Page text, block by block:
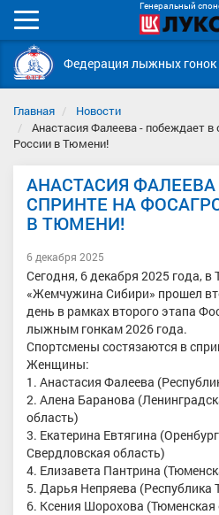
Генеральный
Мобильное
меню
Федерация лыжных гонок
Главная
Новости
Анастасия Фалеева - побеждает в
России в Тюмени!
АНАСТАСИЯ
СПРИНТЕ НА
В ТЮМЕНИ!
6 декабря 2025
Сегодня, 6 декабря 2025 года,
«Жемчужина Сибири» прошел
день в рамках второго этапа
лыжным гонкам 2026 года.
Спортсмены состязаются в
Женщины:
1. Анастасия Фалеева
2. Алена Баранова
область)
3. Екатерина Евтягина
Свердловская область)
4. Елизавета Пантрина
5. Дарья Непряева (Республика
6. Ксения Шорохова (Тюменская